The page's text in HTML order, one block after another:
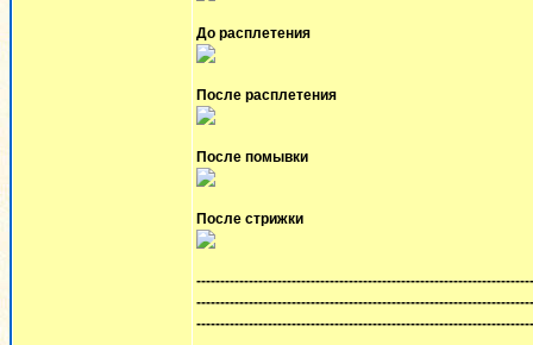
До расплетения
После расплетения
После помывки
После стрижки